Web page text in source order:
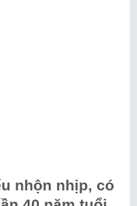
nhộn nhịp, có